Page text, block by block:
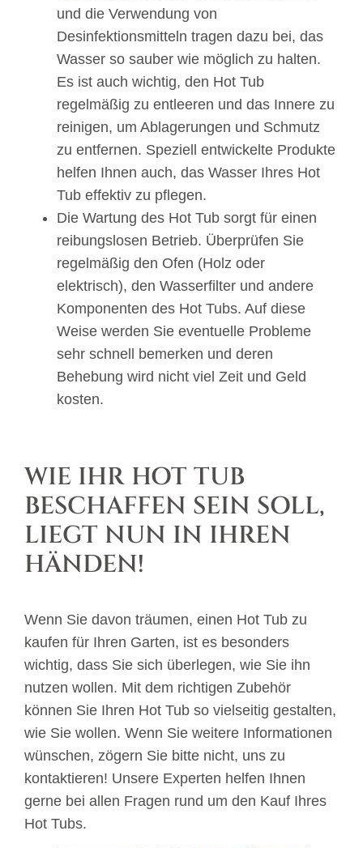
und die Verwendung von
Desinfektionsmitteln tragen dazu bei, das
Wasser so sauber wie möglich zu halten.
Es ist auch wichtig, den Hot Tub
regelmäßig zu entleeren und das Innere zu
reinigen, um Ablagerungen und Schmutz
zu entfernen. Speziell entwickelte Produkte
helfen Ihnen auch, das Wasser Ihres Hot
Tub effektiv zu pflegen.
Die Wartung des Hot Tub sorgt für einen
reibungslosen Betrieb. Überprüfen Sie
regelmäßig den Ofen (Holz oder
elektrisch), den Wasserfilter und andere
Komponenten des Hot Tubs. Auf diese
Weise werden Sie eventuelle Probleme
sehr schnell bemerken und deren
Behebung wird nicht viel Zeit und Geld
kosten.
WIE IHR HOT TUB
BESCHAFFEN SEIN SOLL,
LIEGT NUN IN IHREN
HÄNDEN!
Wenn Sie davon träumen, einen Hot Tub zu
kaufen für Ihren Garten, ist es besonders
wichtig, dass Sie sich überlegen, wie Sie ihn
nutzen wollen. Mit dem richtigen Zubehör
können Sie Ihren Hot Tub so vielseitig gestalten,
wie Sie wollen. Wenn Sie weitere Informationen
wünschen, zögern Sie bitte nicht, uns zu
kontaktieren! Unsere Experten helfen Ihnen
gerne bei allen Fragen rund um den Kauf Ihres
Hot Tubs.